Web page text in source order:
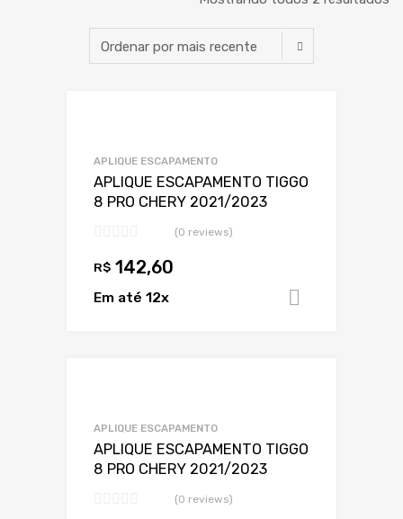
APLIQUE ESCAPAMENTO
APLIQUE ESCAPAMENTO TIGGO
8 PRO CHERY 2021/2023
(0 reviews)
R$ 142,60
Em até 12x
APLIQUE ESCAPAMENTO
APLIQUE ESCAPAMENTO TIGGO
8 PRO CHERY 2021/2023
(0 reviews)